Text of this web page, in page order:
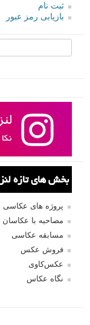
ثبت نام
بازیابی رمز عبور
بخش های تازه
پروژه های عکاسی
مصاحبه با عکاسان
مسابقه عکاسی
فروش عکس
عکس‌کاوی
نگاه عکاس